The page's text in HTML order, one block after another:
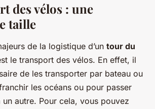
des vélos : une
taille
de la logistique d’un tour du
le transport des vélos. En effet, il
de les transporter par bateau ou
les océans ou pour passer
un autre. Pour cela, vous pouvez